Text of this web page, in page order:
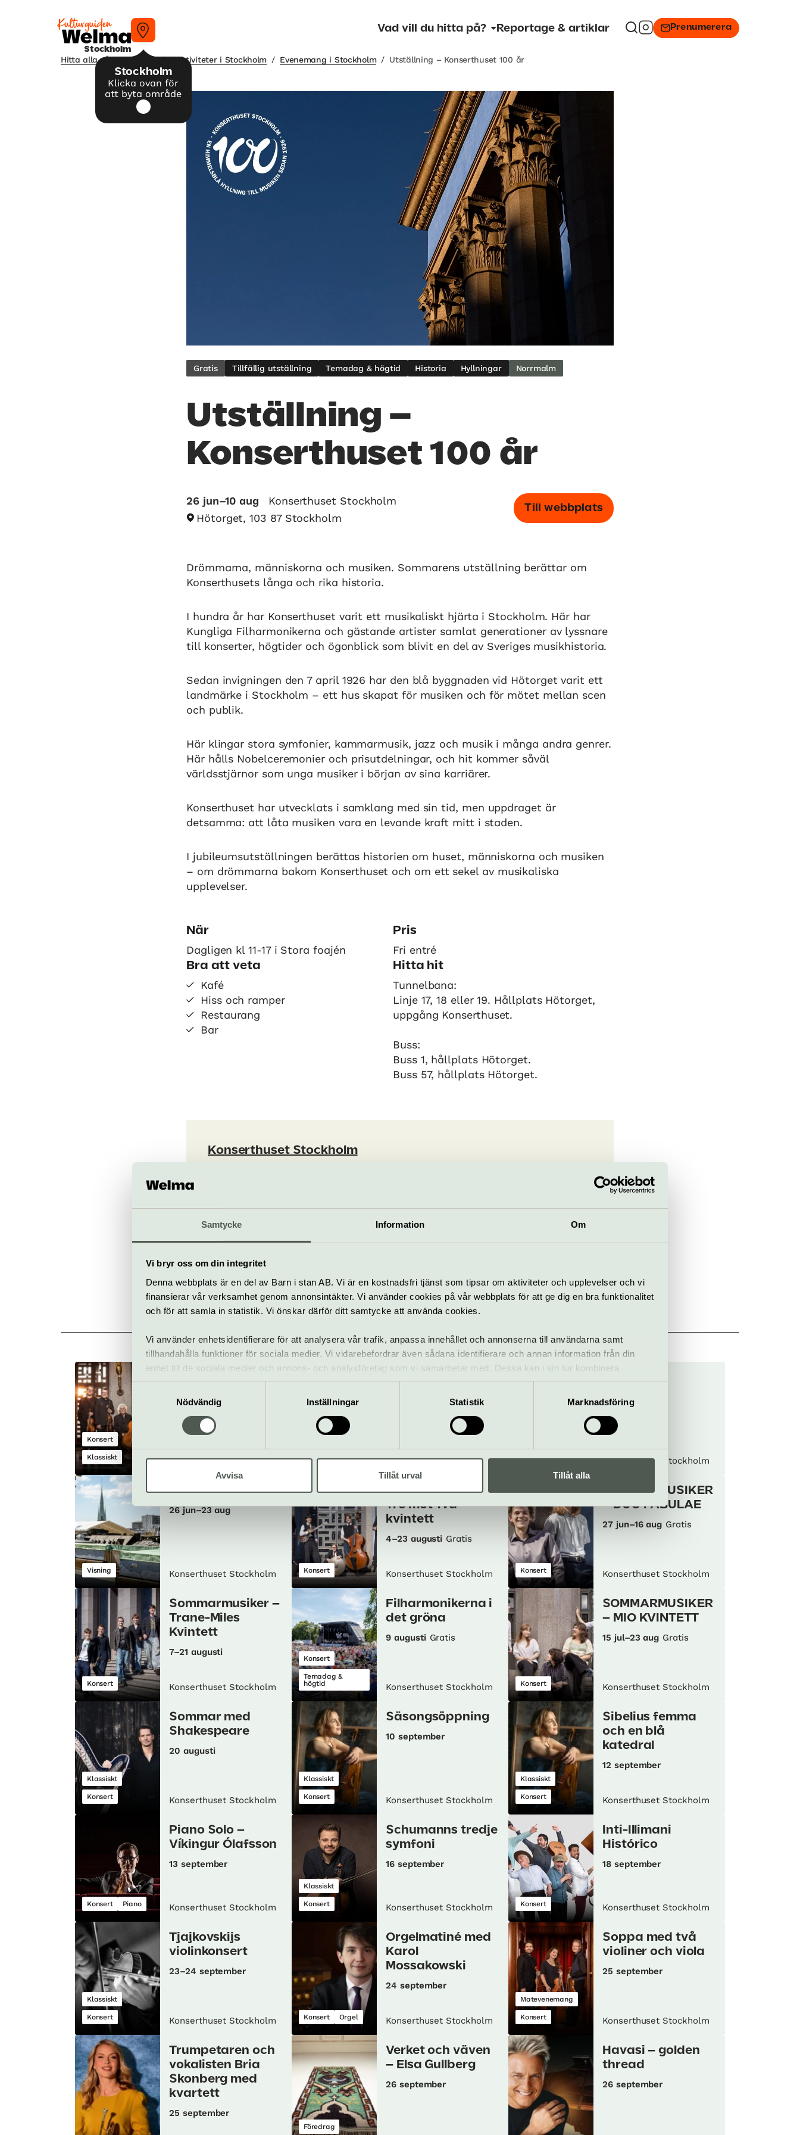
Samtycke Information Om
Vi bryr oss om din integritet
Denna webbplats är en del av Barn i stan AB. Vi är en kostnadsfri tjänst som tipsar om aktiviteter och upplevelser och vi
finansierar vår verksamhet genom annonsintäkter. Vi använder cookies på vår webbplats för att ge dig en bra funktionalitet
och för att samla in statistik. Vi önskar därför ditt samtycke att använda cookies.
Vi använder enhetsidentifierare för att analysera vår trafik, anpassa innehållet och annonserna till användarna samt
tillhandahålla funktioner för sociala medier. Vi vidarebefordrar även sådana identifierare och annan information från din
enhet till de sociala medier och annons- och analysföretag som vi samarbetar med. Dessa kan i sin tur kombinera
informationen med annan information som du har tillhandahållit eller som de har samlat in när du har använt deras tjänster.
Nödvändig
Inställningar Statistik Marknadsföring
Avvisa Tillåt urval Tillåt alla
Stockholm
Stockholm
Klicka ovan för
att byta område
Vad vill du hitta på? Reportage & artiklar Prenumerera
Hitta alla våra tips på kulturaktiviteter i Stockholm / Evenemang i Stockholm / Utställning – Konserthuset 100 år
Gratis Tillfällig utställning Temadag & högtid Historia Hyllningar Norrmalm
Utställning –
Konserthuset 100 år
26 jun–10 aug
Konserthuset Stockholm
Hötorget, 103 87 Stockholm
Till webbplats
Drömmarna, människorna och musiken. Sommarens utställning berättar om
Konserthusets långa och rika historia.
I hundra år har Konserthuset varit ett musikaliskt hjärta i Stockholm. Här har
Kungliga Filharmonikerna och gästande artister samlat generationer av lyssnare
till konserter, högtider och ögonblick som blivit en del av Sveriges musikhistoria.
Sedan invigningen den 7 april 1926 har den blå byggnaden vid Hötorget varit ett
landmärke i Stockholm – ett hus skapat för musiken och för mötet mellan scen
och publik.
Här klingar stora symfonier, kammarmusik, jazz och musik i många andra genrer.
Här hålls Nobelceremonier och prisutdelningar, och hit kommer såväl
världsstjärnor som unga musiker i början av sina karriärer.
Konserthuset har utvecklats i samklang med sin tid, men uppdraget är
detsamma: att låta musiken vara en levande kraft mitt i staden.
I jubileumsutställningen berättas historien om huset, människorna och musiken
– om drömmarna bakom Konserthuset och om ett sekel av musikaliska
upplevelser.
När
Dagligen kl 11-17 i Stora foajén
Pris
Fri entré
Bra att veta
Kafé
Hiss och ramper
Restaurang
Bar
Hitta hit
Tunnelbana:
Linje 17, 18 eller 19. Hållplats Hötorget,
uppgång Konserthuset.
Buss:
Buss 1, hållplats Hötorget.
Buss 57, hållplats Hötorget.
Konserthuset Stockholm
Till webbplats
Konsert
Klassiskt
Beethoven
15 februari
Konserthuset Stockholm Konsert Konserthuset Stockholm Visning
26 jun–23 aug
Konserthuset Stockholm
Visning
TAKVISNING
26 jun–23 aug
Konserthuset Stockholm Konsert
Sommarmusiker –
Tre mot Två
kvintett
4–23 augusti Gratis
Konserthuset Stockholm Konsert
SOMMARMUSIKER
– DUO FABULAE
27 jun–16 aug Gratis
Konserthuset Stockholm
Konsert
Sommarmusiker –
Trane-Miles
Kvintett
7–21 augusti
Konserthuset Stockholm
Konsert
Temadag &
högtid
Filharmonikerna i
det gröna
9 augusti Gratis
Konserthuset Stockholm Konsert
SOMMARMUSIKER
– MIO KVINTETT
15 jul–23 aug Gratis
Konserthuset Stockholm
Klassiskt
Konsert
Sommar med
Shakespeare
20 augusti
Konserthuset Stockholm
Klassiskt
Konsert
Säsongsöppning
10 september
Konserthuset Stockholm
Klassiskt
Konsert
Sibelius femma
och en blå
katedral
12 september
Konserthuset Stockholm
Konsert Piano
Piano Solo –
Víkingur Ólafsson
13 september
Konserthuset Stockholm
Klassiskt
Konsert
Schumanns tredje
symfoni
16 september
Konserthuset Stockholm Konsert
Inti-Illimani
Histórico
18 september
Konserthuset Stockholm
Klassiskt
Konsert
Tjajkovskijs
violinkonsert
23–24 september
Konserthuset Stockholm Konsert Orgel
Orgelmatiné med
Karol
Mossakowski
24 september
Konserthuset Stockholm
Matevenemang
Konsert
Soppa med två
violiner och viola
25 september
Konserthuset Stockholm
Trumpetaren och
vokalisten Bria
Skonberg med
kvartett
25 september
Föredrag
Verket och väven
– Elsa Gullberg
26 september
Havasi – golden
thread
26 september